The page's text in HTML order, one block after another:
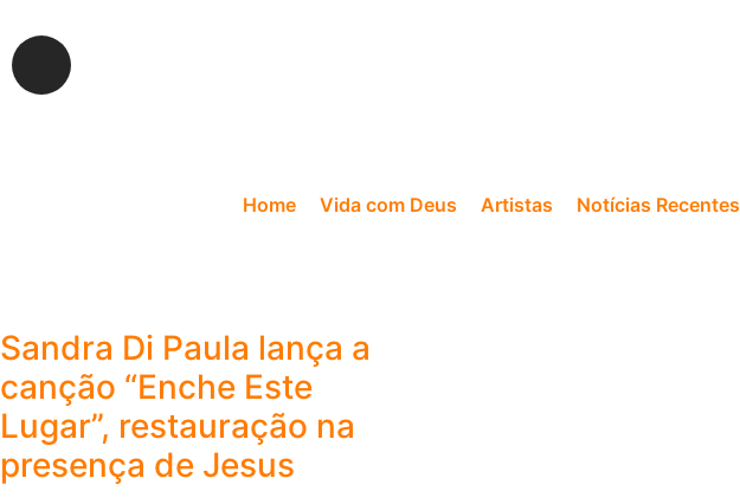
Home Vida com Deus Artistas Notícias Recentes
Sandra Di Paula lança a
canção “Enche Este
Lugar”, restauração na
presença de Jesus